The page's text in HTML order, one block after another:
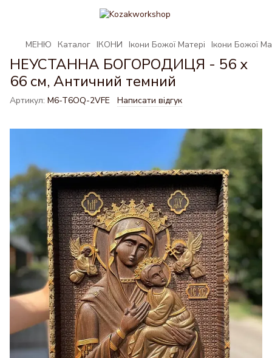
МЕНЮ Каталог ІКОНИ Ікони Божої Матері Ікони Божої
НЕУСТАННА БОГОРОДИЦЯ - 56 х
66 см, Античний темний
Артикул: M6-T6OQ-2VFE Написати відгук